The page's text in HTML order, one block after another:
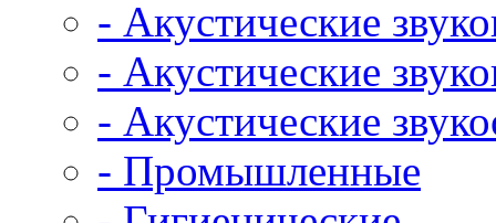
- Акустические
- Акустические
- Акустические
- Промышленные